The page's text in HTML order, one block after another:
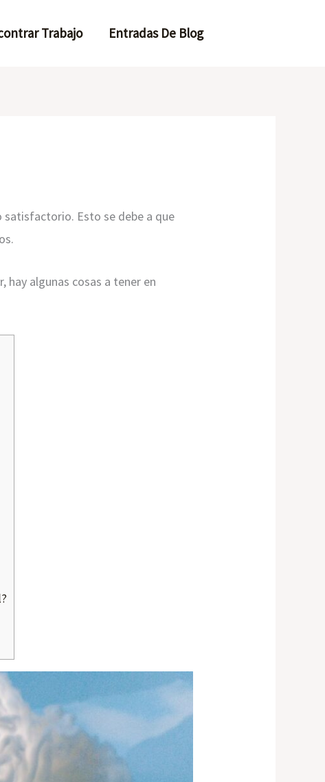
Trabajo Entradas De Blog
Esto se debe a que
algunas cosas a tener en